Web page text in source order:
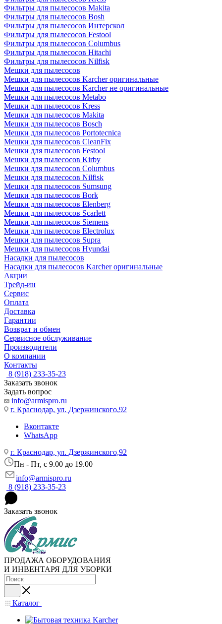
Фильтры для пылесосов Makita
Фильтры для пылесосов Bosh
Фильтры для пылесосов Интерскол
Фильтры для пылесосов Festool
Фильтры для пылесосов Columbus
Фильтры для пылесосов Hitachi
Фильтры для пылесосов Nilfisk
Мешки для пылесосов
Мешки для пылесосов Karcher оригинальные
Мешки для пылесосов Karcher не оригинальные
Мешки для пылесосов Metabo
Мешки для пылесосов Kress
Мешки для пылесосов Makita
Мешки для пылесосов Bosch
Мешки для пылесосов Portotecnica
Мешки для пылесосов CleanFix
Мешки для пылесосов Festool
Мешки для пылесосов Kirby
Мешки для пылесосов Columbus
Мешки для пылесосов Nilfisk
Мешки для пылесосов Sumsung
Мешки для пылесосов Bork
Мешки для пылесосов Elenberg
Мешки для пылесосов Scarlett
Мешки для пылесосов Siemens
Мешки для пылесосов Electrolux
Мешки для пылесосов Supra
Мешки для пылесосов Hyundai
Насадки для пылесосов
Насадки для пылесосов Karcher оригинальные
Акции
Трейд-ин
Сервис
Оплата
Доставка
Гарантии
Возврат и обмен
Сервисное обслуживание
Производители
О компании
Контакты
8 (918) 233-35-23
Заказать звонок
Задать вопрос
info@armispro.ru
г. Краснодар, ул. Дзержинского,92
Вконтакте
WhatsApp
г. Краснодар, ул. Дзержинского,92
Пн - Пт, c 9.00 до 19.00
info@armispro.ru
8 (918) 233-35-23
Заказать звонок
ПРОДАЖА ОБОРУДОВАНИЯ
И ИНВЕНТАРЯ ДЛЯ УБОРКИ
Каталог